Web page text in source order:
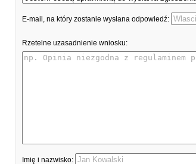
E-mail, na który zostanie wysłana odpowiedź:
Rzetelne uzasadnienie wniosku:
Imię i nazwisko: